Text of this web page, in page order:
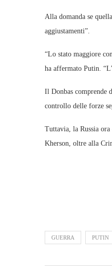
Alla domanda se
aggiustamenti”.
“Lo stato maggiore
ha affermato Putin.
Il Donbas comprende
controllo delle forze
Tuttavia, la Russia
Kherson, oltre alla
GUERRA PUTIN